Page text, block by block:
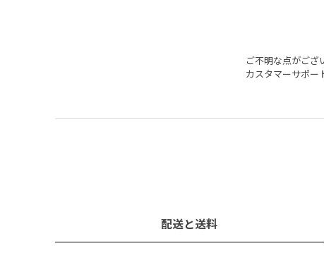
ご不明な点がござ
カスタマーサポー
配送と送料